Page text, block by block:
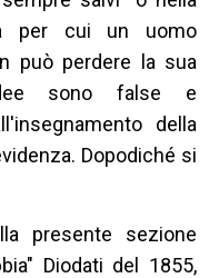
per cui un uomo
può perdere la sua
sono false e
della
Dopodiché si
presente sezione
Diodati del 1855,